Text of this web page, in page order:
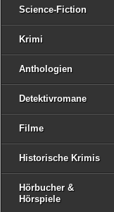
Science-Fiction
Krimi
Anthologien
Detektivromane
Filme
Historische Krimis
Hörbucher &
Hörspiele